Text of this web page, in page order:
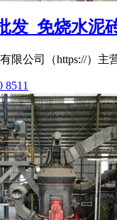
发_免烧水泥
限公司（https://）
8511